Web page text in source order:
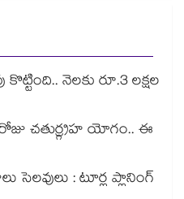
కొట్టింది.. నెలకు రూ.3 లక్షల
చతుర్గ్రహ యోగం.. ఈ
సెలవులు : టూర్ల ప్లానింగ్